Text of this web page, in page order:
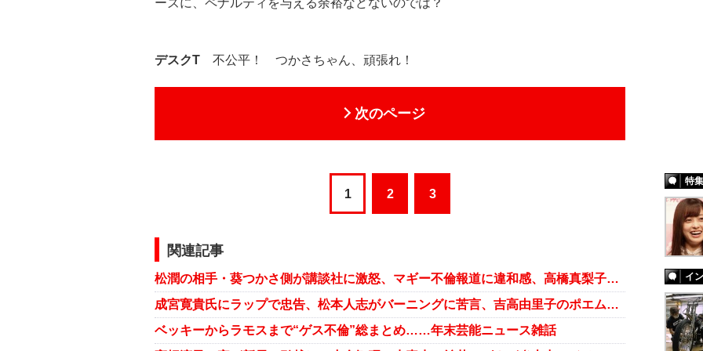
ーズに、ペナルティを与える余裕などないのでは？
デスクT 不公平！ つかさちゃん、頑張れ！
次のページ
1 2 3
関連記事
松潤の相手・葵つかさ側が講談社に激怒、マギー不倫報道に違和感、高橋真梨子「文春」と何が【週末芸能ニュース雑話】
成宮寛貴氏にラップで忠告、松本人志がバーニングに苦言、吉高由里子のポエムが炎上……週末芸能ニュース雑話
ベッキーからラモスまで“ゲス不倫”総まとめ……年末芸能ニュース雑話
特集
イ